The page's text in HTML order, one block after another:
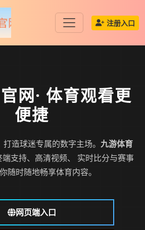
注册入口
网· 体育观看更
便捷
造球迷专属的数字主场。 九游体育
支持、高清视频、 实时比分与赛事
随时随地畅享体育内容。
网页端入口